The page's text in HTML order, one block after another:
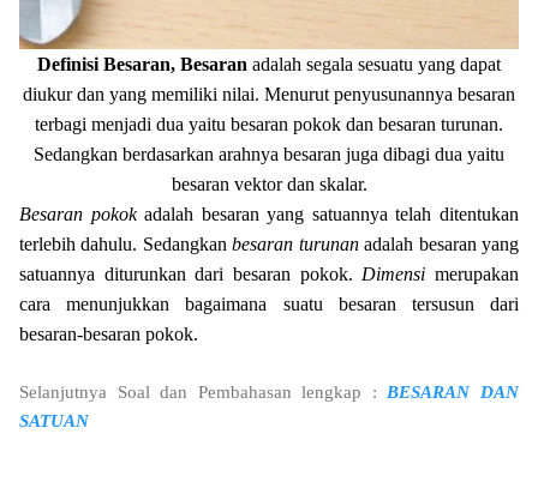
Definisi Besaran, Besaran adalah segala sesuatu yang dapat
diukur dan yang memiliki nilai. Menurut penyusunannya besaran
terbagi menjadi dua yaitu besaran pokok dan besaran turunan.
Sedangkan berdasarkan arahnya besaran juga dibagi dua yaitu
besaran vektor dan skalar.
Besaran pokok adalah besaran yang satuannya telah ditentukan
terlebih dahulu. Sedangkanbesaran turunanadalah besaran yang
satuannya diturunkan dari besaran pokok. Dimensimerupakan
cara menunjukkan bagaimana suatu besaran tersusun dari
besaran-besaran pokok.
Selanjutnya Soal dan Pembahasan lengkap : BESARAN DAN
SATUAN